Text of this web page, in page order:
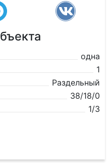
одна
1
Раздельный
38/18/0
1/3